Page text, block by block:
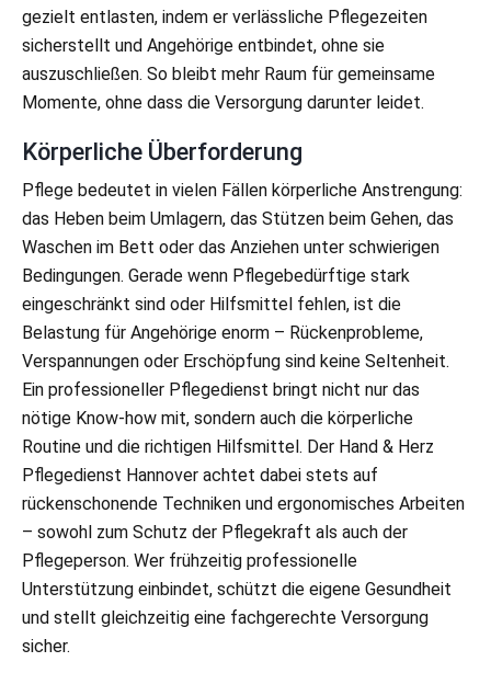
gezielt entlasten, indem er verlässliche Pflegezeiten
sicherstellt und Angehörige entbindet, ohne sie
auszuschließen. So bleibt mehr Raum für gemeinsame
Momente, ohne dass die Versorgung darunter leidet.
Körperliche Überforderung
Pflege bedeutet in vielen Fällen körperliche Anstrengung:
das Heben beim Umlagern, das Stützen beim Gehen, das
Waschen im Bett oder das Anziehen unter schwierigen
Bedingungen. Gerade wenn Pflegebedürftige stark
eingeschränkt sind oder Hilfsmittel fehlen, ist die
Belastung für Angehörige enorm – Rückenprobleme,
Verspannungen oder Erschöpfung sind keine Seltenheit.
Ein professioneller Pflegedienst bringt nicht nur das
nötige Know-how mit, sondern auch die körperliche
Routine und die richtigen Hilfsmittel. Der Hand & Herz
Pflegedienst Hannover achtet dabei stets auf
rückenschonende Techniken und ergonomisches Arbeiten
– sowohl zum Schutz der Pflegekraft als auch der
Pflegeperson. Wer frühzeitig professionelle
Unterstützung einbindet, schützt die eigene Gesundheit
und stellt gleichzeitig eine fachgerechte Versorgung
sicher.